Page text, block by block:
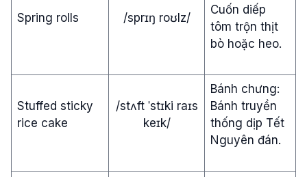
Spring rolls /sprɪŋ roʊlz/
Cuốn diếp
tôm trộn thịt
bò hoặc heo.
Stuffed sticky
rice cake
/stʌft ˈstɪki raɪs
keɪk/
Bánh chưng:
Bánh truyền
thống dịp Tết
Nguyên đán.